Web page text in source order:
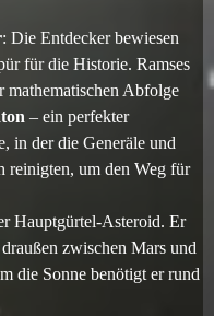
: Die Entdecker bewiesen
für die Historie. Ramses
mathematischen Abfolge
– ein perfekter
in der die Generäle und
reinigten, um den Weg für
Hauptgürtel-Asteroid. Er
zwischen Mars und
die Sonne benötigt er rund